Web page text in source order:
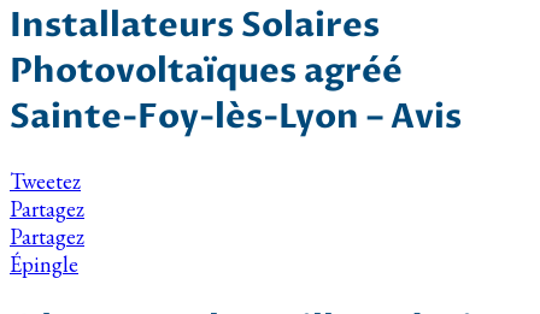
Installateurs Solaires
Photovoltaïques agréé
Sainte-Foy-lès-Lyon – Avis
Tweetez
Partagez
Partagez
Épingle